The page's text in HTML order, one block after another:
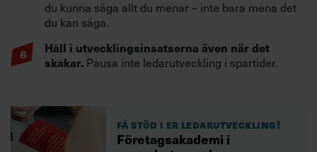
du kunna säga allt du menar – inte bara mena det
du kan säga.
Håll i utvecklingsinsatserna även när det
skakar. Pausa inte ledarutveckling i spartider.
Få stöd i er ledarutveckling!
Företagsakademi i